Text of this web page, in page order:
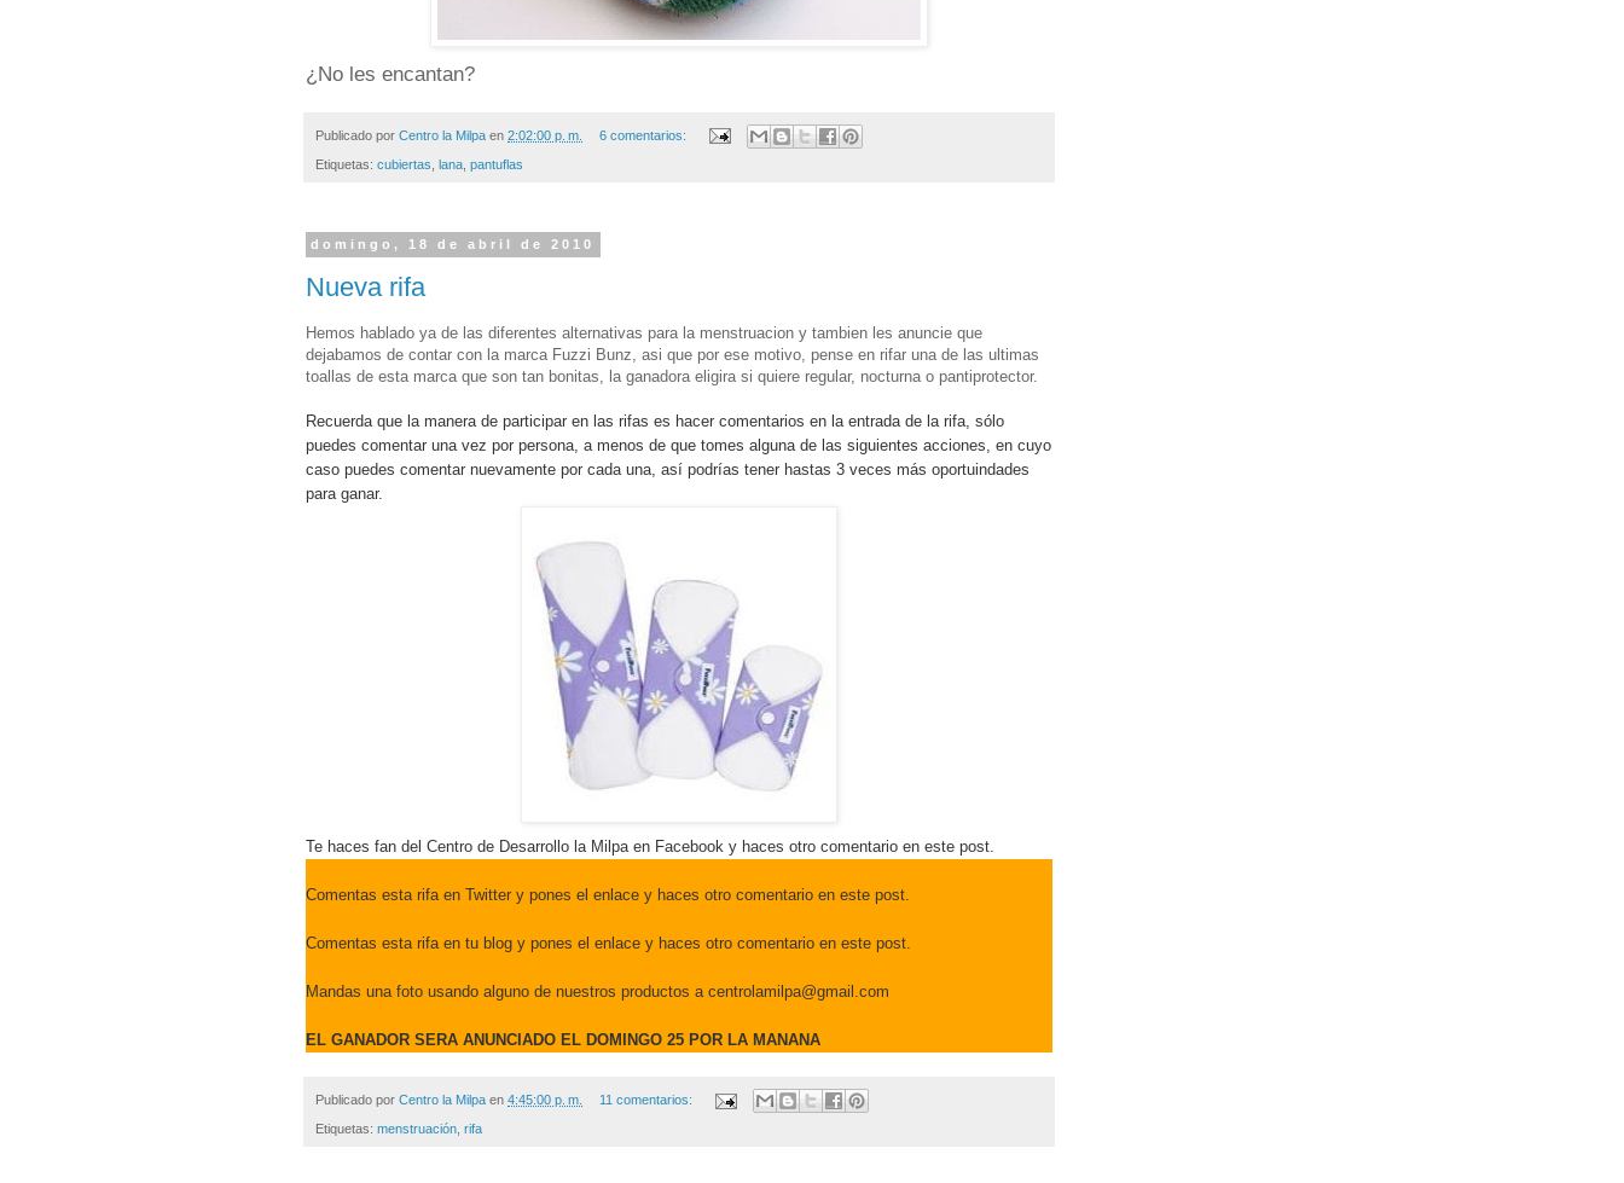
¿No les encantan?
Publicado por Centro la Milpa en 2:02:00 p. m. 6 comentarios:
Etiquetas: cubiertas lana pantuflas
domingo, 18 de abril de 2010
Nueva rifa
Hemos hablado ya de las diferentes alternativas para la menstruacion y tambien les anuncie que
dejabamos de contar con la marca Fuzzi Bunz, asi que por ese motivo, pense en rifar una de las ultimas
toallas de esta marca que son tan bonitas, la ganadora eligira si quiere regular, nocturna o pantiprotector.
Recuerda que la manera de participar en las rifas es hacer comentarios en la entrada de la rifa, sólo
puedes comentar una vez por persona, a menos de que tomes alguna de las siguientes acciones, en cuyo
caso puedes comentar nuevamente por cada una, así podrías tener hastas 3 veces más oportuindades
para ganar.
Te haces fan del Centro de Desarrollo la Milpa en Facebook y haces otro comentario en este post.
Comentas esta rifa en Twitter y pones el enlace y haces otro comentario en este post.
Comentas esta rifa en tu blog y pones el enlace y haces otro comentario en este post.
Mandas una foto usando alguno de nuestros productos a centrolamilpa@gmail.com
EL GANADOR SERA ANUNCIADO EL DOMINGO 25 POR LA MANANA
Publicado por Centro la Milpa en 4:45:00 p. m. 11 comentarios:
Etiquetas: menstruación rifa